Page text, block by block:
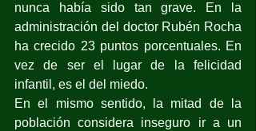
nunca había sido tan grave. En la
administración del doctor Rubén Rocha
ha crecido 23 puntos porcentuales. En
vez de ser el lugar de la felicidad
infantil, es el del miedo.
En el mismo sentido, la mitad de la
población considera inseguro ir a un